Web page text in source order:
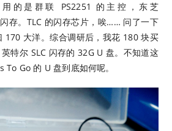
的是群联 PS2251 的主控，东芝
存。TLC 的闪存芯片，唉…… 问了一下
170 大洋。综合调研后，我花 180 块买
特尔 SLC 闪存的 32G U 盘。不知道这
Go 的 U 盘到底如何呢。